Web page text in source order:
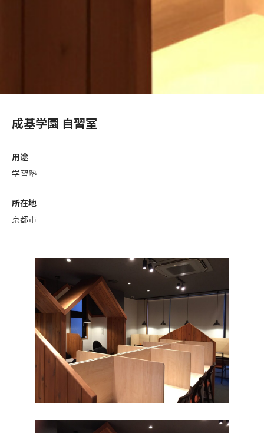
成基学園 自習室
用途
学習塾
所在地
京都市